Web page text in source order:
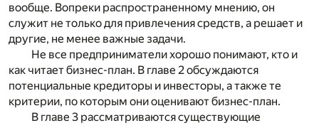
вообще. Вопреки распространенному мнению, он
служит не только для привлечения средств, а решает и
другие, не менее важные задачи.
Не все предприниматели хорошо понимают, кто и
как читает бизнес-план. В главе 2 обсуждаются
потенциальные кредиторы и инвесторы, а также те
критерии, по которым они оценивают бизнес-план.
В главе 3 рассматриваются существующие